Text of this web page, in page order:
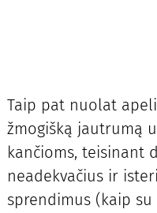
Taip pat nuolat
žmogišką jautrumą
kančioms, teisinant
neadekvačius ir
sprendimus (kaip